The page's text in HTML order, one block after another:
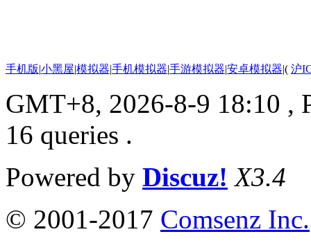
手机版|小黑屋|模拟器|手机模拟器|手游模拟器|安卓模拟器|( 沪
GMT+8, 2026-8-9 18:10 ,
16 queries .
Powered by Discuz! X3.4
© 2001-2017 Comsenz Inc.